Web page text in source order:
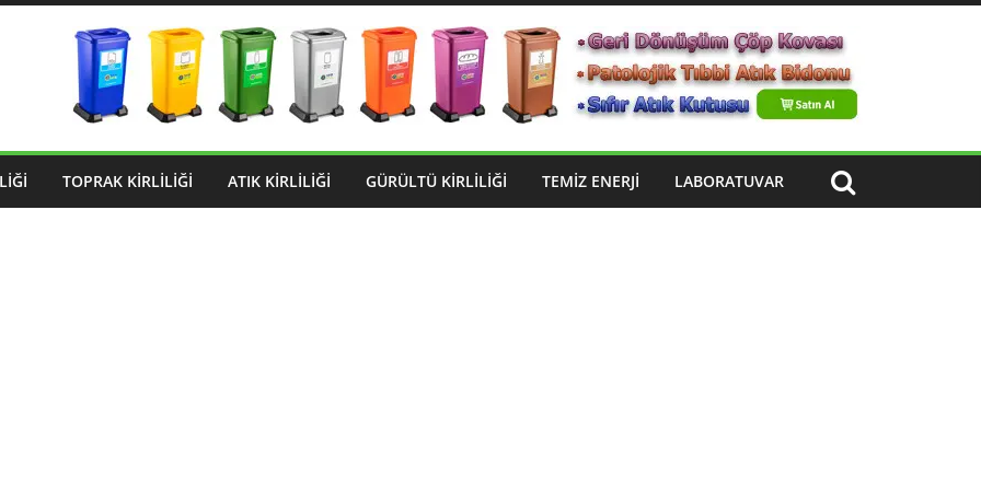
TOPRAK KIRLILIĞI ATIK KIRLILIĞI GÜRÜLTÜ KIRLILIĞI TEMIZ ENERJI LABORATUVAR